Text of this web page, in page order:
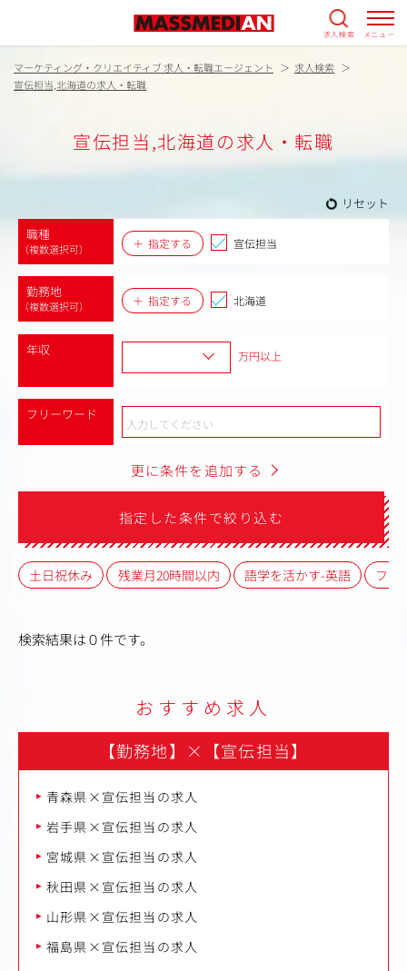
求人検索 メニュー
マーケティング・クリエイティブ 求人・転職エージェント
求人検索
宣伝担当,北海道の求人・転職
宣伝担当,北海道の求人・転職
リセット
職種
（複数選択可） 指定する 宣伝担当
勤務地
（複数選択可） 指定する 北海道
年収 万円以上
フリーワード
更に条件を追加する
指定した条件で絞り込む
土日祝休み 残業月20時間以内 語学を活かす-英語 フレ
検索結果は０件です。
おすすめ求人
【勤務地】 × 【宣伝担当】
青森県×宣伝担当の求人
岩手県×宣伝担当の求人
宮城県×宣伝担当の求人
秋田県×宣伝担当の求人
山形県×宣伝担当の求人
福島県×宣伝担当の求人